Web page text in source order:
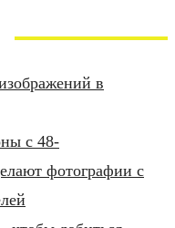
в
с 48-
фотографии с